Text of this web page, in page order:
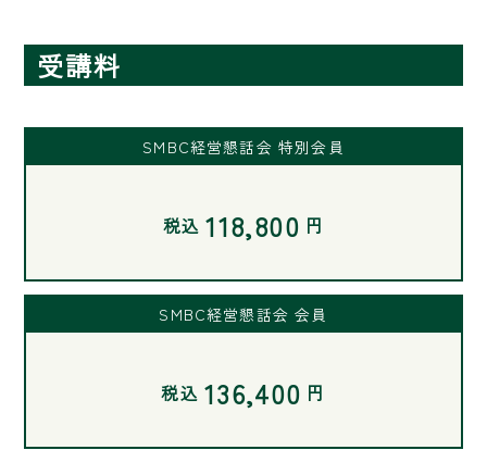
受講料
SMBC経営懇話会 特別会員
税込 118,800 円
SMBC経営懇話会 会員
税込 136,400 円